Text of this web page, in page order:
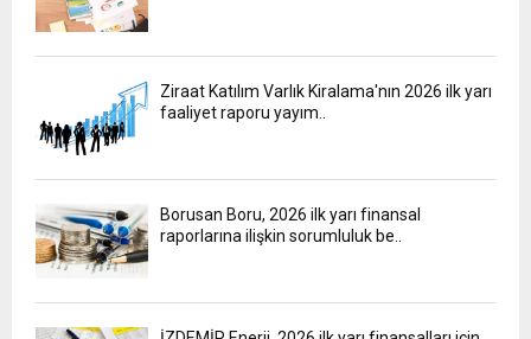
Ziraat Katılım Varlık Kiralama'nın 2026 ilk yarı
faaliyet raporu yayım..
Borusan Boru, 2026 ilk yarı finansal
raporlarına ilişkin sorumluluk be..